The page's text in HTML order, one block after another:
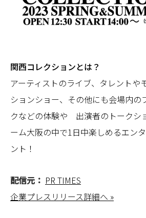
関西コレクションとは？
アーティストのライブ、タレントや
ションショー、その他にも会場内の
クなどの体験や 出演者のトークシ
ーム大阪の中で1日中楽しめるエン
ント！
配信元： PR TIMES
企業プレスリリース詳細へ »